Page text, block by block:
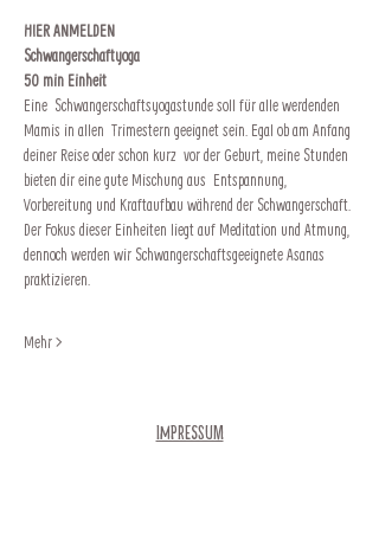
HIER ANMELDEN
Schwangerschaftyoga
50 min Einheit
Eine  Schwangerschaftsyogastunde soll für alle werdenden
Mamis in allen  Trimestern geeignet sein. Egal ob am Anfang
deiner Reise oder schon kurz  vor der Geburt, meine Stunden
bieten dir eine gute Mischung aus  Entspannung,
Vorbereitung und Kraftaufbau während der Schwangerschaft.
Der Fokus dieser Einheiten liegt auf Meditation und Atmung,
dennoch werden wir Schwangerschaftsgeeignete Asanas
praktizieren.
Mehr >
Impressum